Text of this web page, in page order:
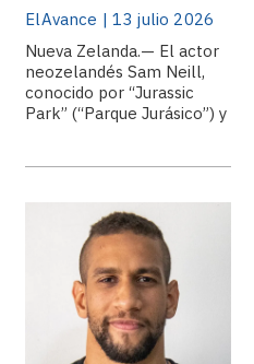
ElAvance | 13 julio 2026
Nueva Zelanda.— El actor
neozelandés Sam Neill,
conocido por “Jurassic
Park” (“Parque Jurásico”) y